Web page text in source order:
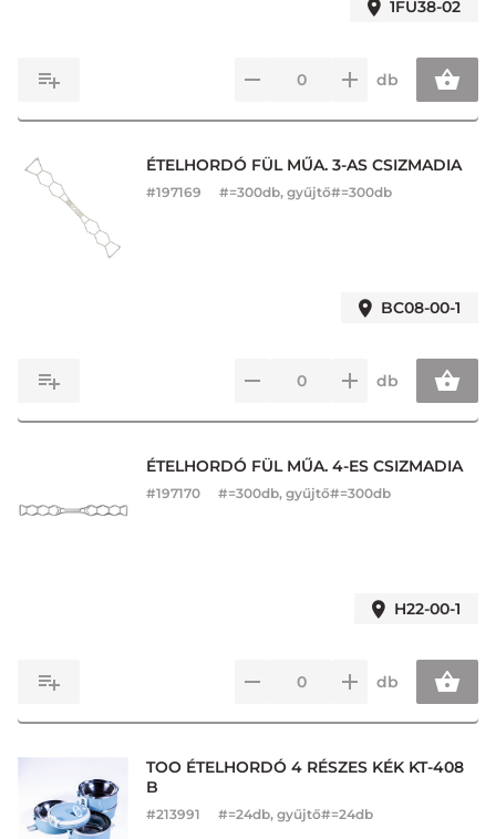
1FU38-02
db
ÉTELHORDÓ FÜL MŰA. 3-AS CSIZMADIA
#197169 #=300db, gyűjtő#=300db
BC08-00-1
db
ÉTELHORDÓ FÜL MŰA. 4-ES CSIZMADIA
#197170 #=300db, gyűjtő#=300db
H22-00-1
db
TOO ÉTELHORDÓ 4 RÉSZES KÉK KT-408
B
#213991 #=24db, gyűjtő#=24db